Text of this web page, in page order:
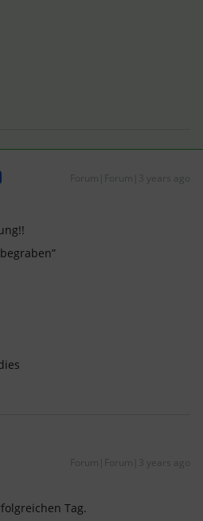
Forum|Forum|3 years ago
Forum|Forum|3 years ago
Tag.